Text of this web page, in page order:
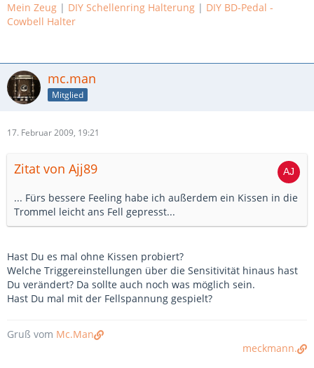
Mein Zeug | DIY Schellenring Halterung | DIY BD-Pedal -
Cowbell Halter
mc.man
Mitglied
17. Februar 2009, 19:21
Zitat von Ajj89
... Fürs bessere Feeling habe ich außerdem ein Kissen in die
Trommel leicht ans Fell gepresst...
Hast Du es mal ohne Kissen probiert?
Welche Triggereinstellungen über die Sensitivität hinaus hast
Du verändert? Da sollte auch noch was möglich sein.
Hast Du mal mit der Fellspannung gespielt?
Gruß vom Mc.Man
meckmann.